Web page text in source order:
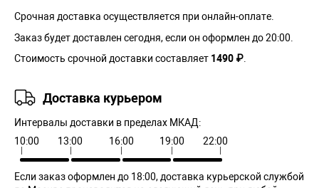
Срочная доставка осуществляется при онлайн-оплате.
Заказ будет доставлен сегодня, если он оформлен до 20:00.
Стоимость срочной доставки составляет 1490 ₽
Доставка курьером
Интервалы доставки в пределах МКАД:
10:00
13:00 16:00 19:00 22:00
Если заказ оформлен до 18:00, доставка курьерской службой